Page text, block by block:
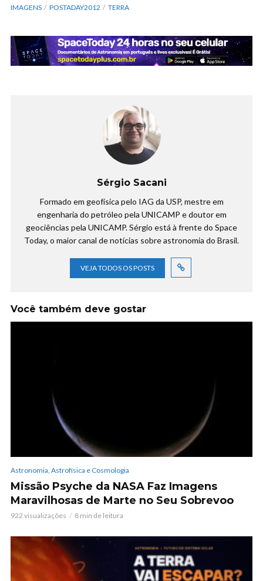
IMAGENS POSTADAY2012 TERRA
Sérgio Sacani
Formado em geofísica pelo IAG da USP, mestre em
engenharia do petróleo pela UNICAMP e doutor em
geociências pela UNICAMP. Sérgio está à frente do Space
Today, o maior canal de notícias sobre astronomia do Brasil.
VEJA TODOS OS POSTS
Você também deve gostar
Astronomia, Astrofísica e Cosmologia
Missão Psyche da NASA Faz Imagens
Maravilhosas de Marte no Seu Sobrevoo
922 visualizações 8 min de leitura